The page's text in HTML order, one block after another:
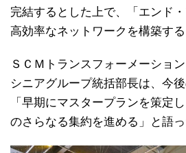
完結するとした上で、「エンド
高効率なネットワークを構築する
ＳＣＭトランスフォーメーショ
シニアグループ統括部長は、今
「早期にマスタープランを策定
のさらなる集約を進める」と語っ